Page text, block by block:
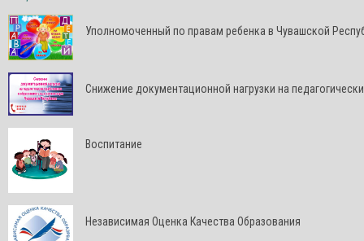
Уполномоченный по правам ребенка в Чувашской
Снижение документационной нагрузки на
Воспитание
Независимая Оценка Качества Образования